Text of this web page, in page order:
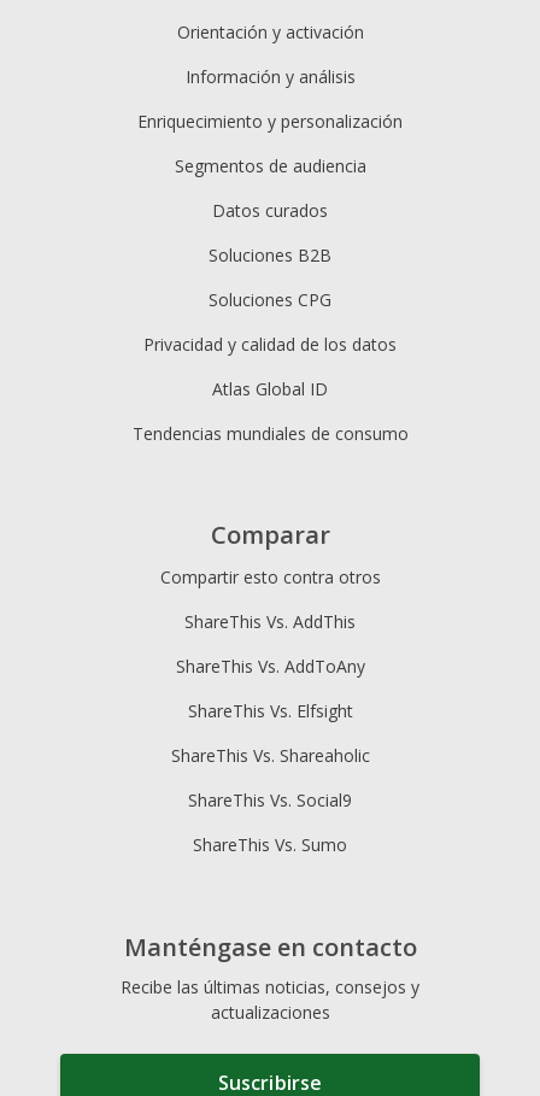
Orientación y activación
Información y análisis
Enriquecimiento y personalización
Segmentos de audiencia
Datos curados
Soluciones B2B
Soluciones CPG
Privacidad y calidad de los datos
Atlas Global ID
Tendencias mundiales de consumo
Comparar
Compartir esto contra otros
ShareThis Vs. AddThis
ShareThis Vs. AddToAny
ShareThis Vs. Elfsight
ShareThis Vs. Shareaholic
ShareThis Vs. Social9
ShareThis Vs. Sumo
Manténgase en contacto
Recibe las últimas noticias, consejos y
actualizaciones
Suscribirse